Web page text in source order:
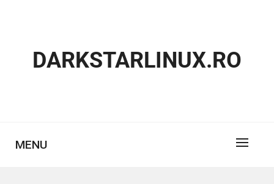
DARKSTARLINUX.RO
MENU